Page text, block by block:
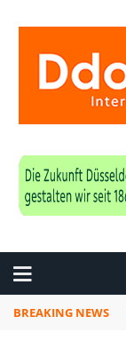
BREAKING NEWS